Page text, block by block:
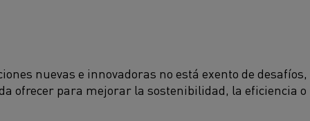
nuevas e innovadoras no está exento de desafíos,
ofrecer para mejorar la sostenibilidad, la eficiencia o